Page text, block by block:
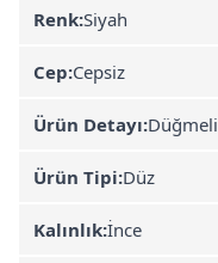
Renk:Siyah
Cep:Cepsiz
Ürün Detayı:Düğmeli
Ürün Tipi:Düz
Kalınlık:İnce